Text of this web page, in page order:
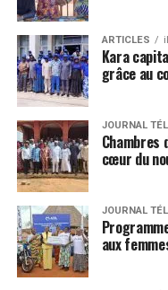
ARTICLES
Kara
grâce au
JOURNAL
Chambres
cœur du
JOURNAL
aux